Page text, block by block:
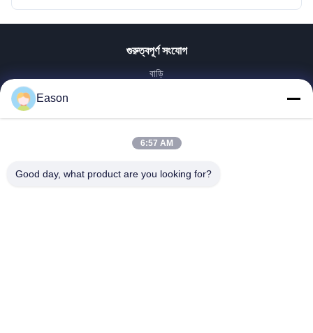
গুরুত্বপূর্ণ সংযোগ
বাড়ি
কারখানা ভ্রমণ
Eason
6:57 AM
Good day, what product are you looking for?